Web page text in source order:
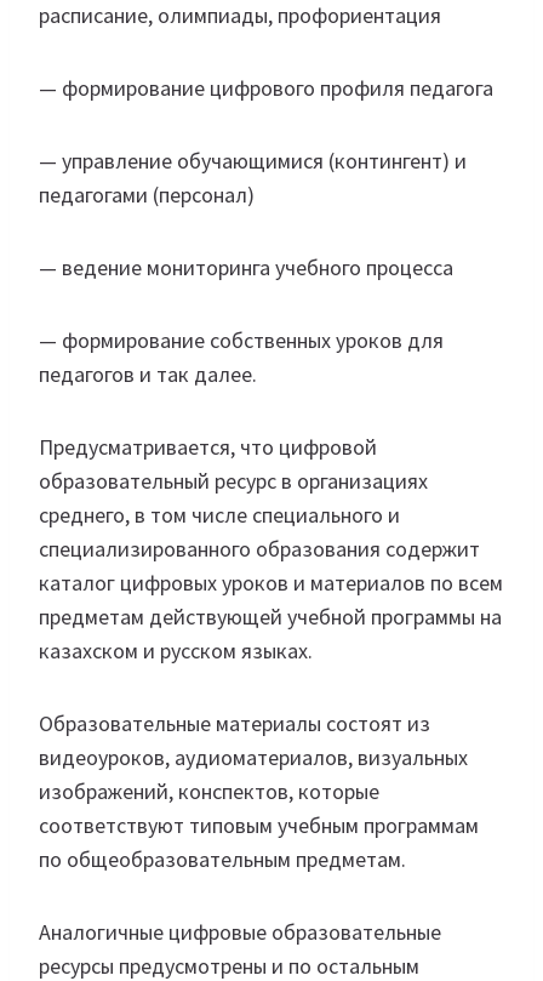
расписание, олимпиады, профориентация
— формирование цифрового профиля педагога
— управление обучающимися (контингент) и
педагогами (персонал)
— ведение мониторинга учебного процесса
— формирование собственных уроков для
педагогов и так далее.
Предусматривается, что цифровой
образовательный ресурс в организациях
среднего, в том числе специального и
специализированного образования содержит
каталог цифровых уроков и материалов по всем
предметам действующей учебной программы на
казахском и русском языках.
Образовательные материалы состоят из
видеоуроков, аудиоматериалов, визуальных
изображений, конспектов, которые
соответствуют типовым учебным программам
по общеобразовательным предметам.
Аналогичные цифровые образовательные
ресурсы предусмотрены и по остальным